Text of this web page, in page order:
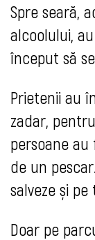
Spre seară,
alcoolului,
început să
Prietenii au
zadar,
persoane
de un
salveze și pe
Doar pe